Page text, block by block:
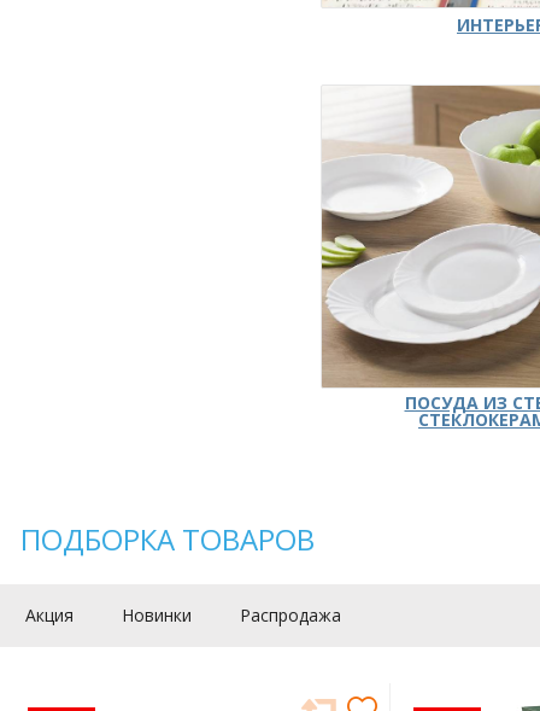
ПОСУДА ИЗ
ПОДБОРКА ТОВАРОВ
Акция Новинки Распродажа